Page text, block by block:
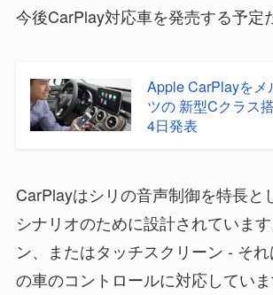
今後CarPlay対応車を発売する予定
Apple CarPlayをメ
ツの 新型Cクラス
4日発表
CarPlayはシリの音声制御を特長と
シナリオのために設計されていま
ン、またはタッチスクリーン - そ
の車のコントロールに対応してい